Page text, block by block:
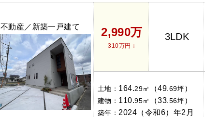
不動産／新築一戸建て 2,990万
310万円 ↓
3LDK
土地： 164.29㎡ （49.69坪）
建物： 110.95㎡ （33.56坪）
築年： 2024（令和6）年2月